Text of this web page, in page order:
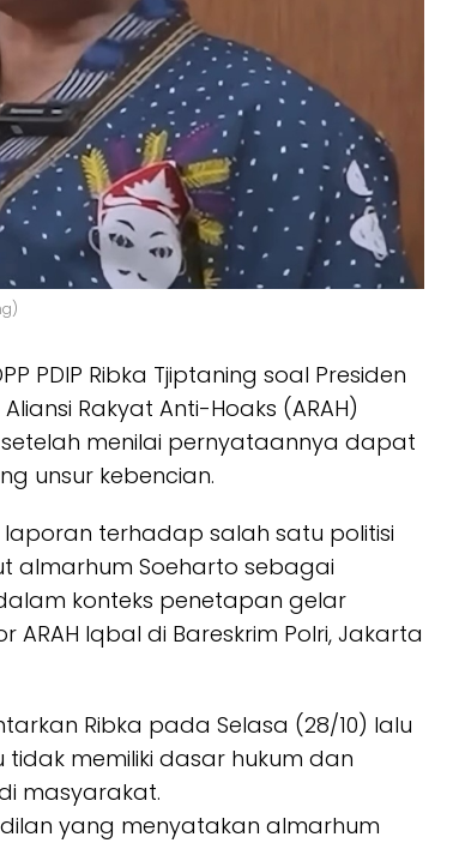
PDIP Ribka Tjiptaning soal Presiden
Rakyat Anti-Hoaks (ARAH)
setelah menilai pernyataannya dapat
unsur kebencian.
terhadap salah satu politisi
almarhum Soeharto sebagai
konteks penetapan gelar
Iqbal di Bareskrim Polri, Jakarta
Ribka pada Selasa (28/10) lalu
memiliki dasar hukum dan
masyarakat.
yang menyatakan almarhum